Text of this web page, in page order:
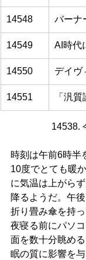
14548 バーナ
14549 AI時代
14550 デイヴ
14551 「汎
14538.
時刻は午前6時半
10度でとても暖
に気温は上がら
降るようだ。午
折り畳み傘を持っ
夜寝る前にパソ
面を数十分眺め
眠の質に影響を